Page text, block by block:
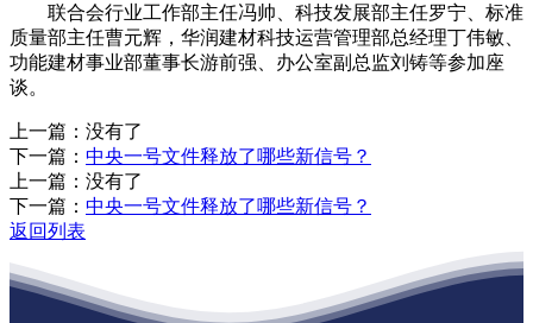
联合会行业工作部主任冯帅、科技发展部主任罗宁、标准
质量部主任曹元辉，华润建材科技运营管理部总经理丁伟敏、
功能建材事业部董事长游前强、办公室副总监刘铸等参加座
谈。
上一篇：没有了
下一篇： 中央一号文件释放了哪些新信号？
上一篇：没有了
下一篇： 中央一号文件释放了哪些新信号？
返回列表